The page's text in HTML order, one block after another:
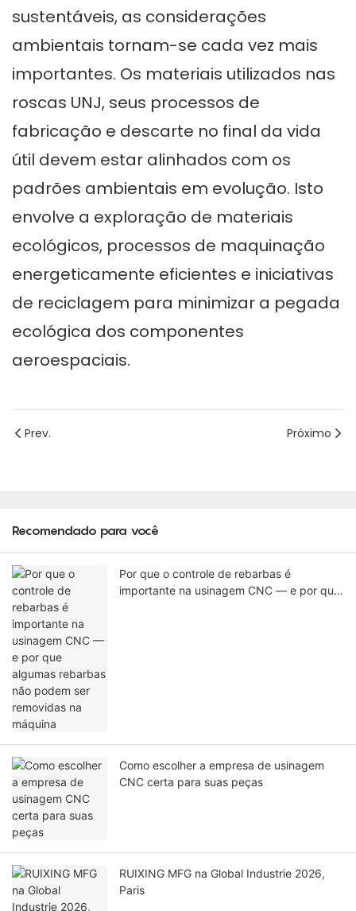
sustentáveis, as considerações
ambientais tornam-se cada vez mais
importantes. Os materiais utilizados nas
roscas UNJ, seus processos de
fabricação e descarte no final da vida
útil devem estar alinhados com os
padrões ambientais em evolução. Isto
envolve a exploração de materiais
ecológicos, processos de maquinação
energeticamente eficientes e iniciativas
de reciclagem para minimizar a pegada
ecológica dos componentes
aeroespaciais.
Prev. Próximo
Recomendado para você
Por que o controle de rebarbas é
importante na usinagem CNC — e por que
Como escolher a empresa de usinagem
CNC certa para suas peças
RUIXING MFG na Global Industrie 2026,
Paris